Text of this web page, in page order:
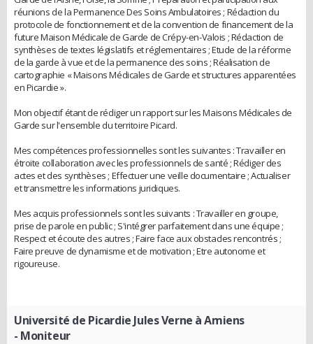
réunions de la Permanence Des Soins Ambulatoires ; Rédaction du
protocole de fonctionnement et de la convention de financement de la
future Maison Médicale de Garde de Crépy-en-Valois ; Rédaction de
synthèses de textes législatifs et réglementaires ; Etude de la réforme
de la garde à vue et de la permanence des soins ; Réalisation de
cartographie « Maisons Médicales de Garde et structures apparentées
en Picardie ».
Mon objectif étant de rédiger un rapport sur les Maisons Médicales de
Garde sur l'ensemble du territoire Picard.
Mes compétences professionnelles sont les suivantes : Travailler en
étroite collaboration avec les professionnels de santé ; Rédiger des
actes et des synthèses ; Effectuer une veille documentaire ; Actualiser
et transmettre les informations juridiques.
Mes acquis professionnels sont les suivants : Travailler en groupe,
prise de parole en public ; S'intégrer parfaitement dans une équipe ;
Respect et écoute des autres ; Faire face aux obstacles rencontrés ;
Faire preuve de dynamisme et de motivation ; Etre autonome et
rigoureuse.
Université de Picardie Jules Verne à Amiens
- Moniteur